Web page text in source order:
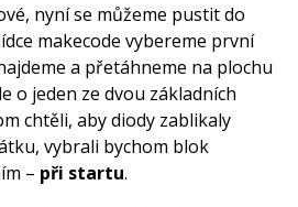
nyní se můžeme pustit do
makecode vybereme první
a přetáhneme na plochu
o jeden ze dvou základních
chtěli, aby diody zablikaly
vybrali bychom blok
– při startu.